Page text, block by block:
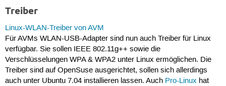
Treiber
Linux-WLAN-Treiber von AVM
Für AVMs WLAN-USB-Adapter sind nun auch Treiber für Linux
verfügbar. Sie sollen IEEE 802.11g++ sowie die
Verschlüsselungen WPA & WPA2 unter Linux ermöglichen. Die
Treiber sind auf OpenSuse ausgerichtet, sollen sich allerdings
auch unter Ubuntu 7.04 installieren lassen. Auch Pro-Linux hat